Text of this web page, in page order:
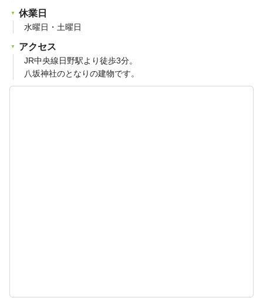
休業日
水曜日・土曜日
アクセス
JR中央線日野駅より徒歩3分。
八坂神社のとなりの建物です。